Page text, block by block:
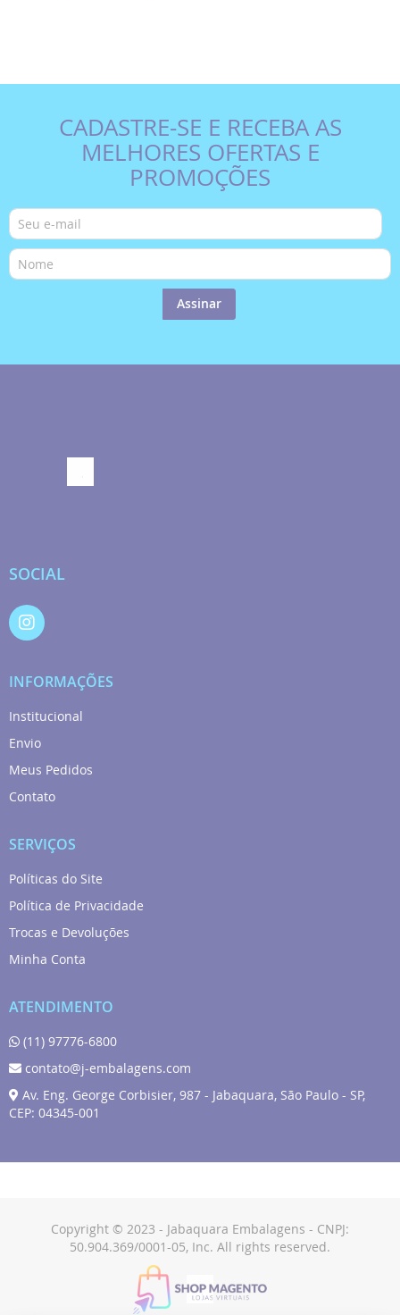
CADASTRE-SE E RECEBA AS
MELHORES OFERTAS E
PROMOÇÕES
Assinar
SOCIAL
INFORMAÇÕES
Institucional
Envio
Meus Pedidos
Contato
SERVIÇOS
Políticas do Site
Política de Privacidade
Trocas e Devoluções
Minha Conta
ATENDIMENTO
(11) 97776-6800
contato@j-embalagens.com
Av. Eng. George Corbisier, 987 - Jabaquara, São Paulo - SP,
CEP: 04345-001
Copyright © 2023 - Jabaquara Embalagens - CNPJ:
50.904.369/0001-05, Inc. All rights reserved.